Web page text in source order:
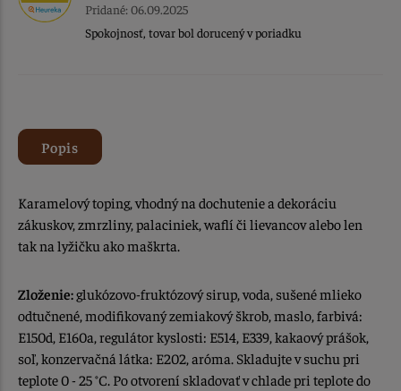
Pridané: 06.09.2025
Spokojnosť, tovar bol dorucený v poriadku
Popis
Karamelový toping, vhodný na dochutenie a dekoráciu
zákuskov, zmrzliny, palaciniek, waflí či lievancov alebo len
tak na lyžičku ako maškrta.
Zloženie:glukózovo-fruktózový sirup, voda, sušené mlieko
odtučnené, modifikovaný zemiakový škrob, maslo, farbivá:
E150d, E160a, regulátor kyslosti: E514, E339, kakaový prášok,
soľ, konzervačná látka: E202, aróma. Skladujte v suchu pri
teplote 0 - 25 °C. Po otvorení skladovať v chlade pri teplote do